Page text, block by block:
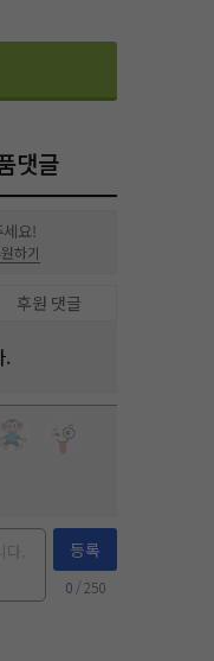
댓글
요!
하기
후원 댓글
.
등록
0 / 250